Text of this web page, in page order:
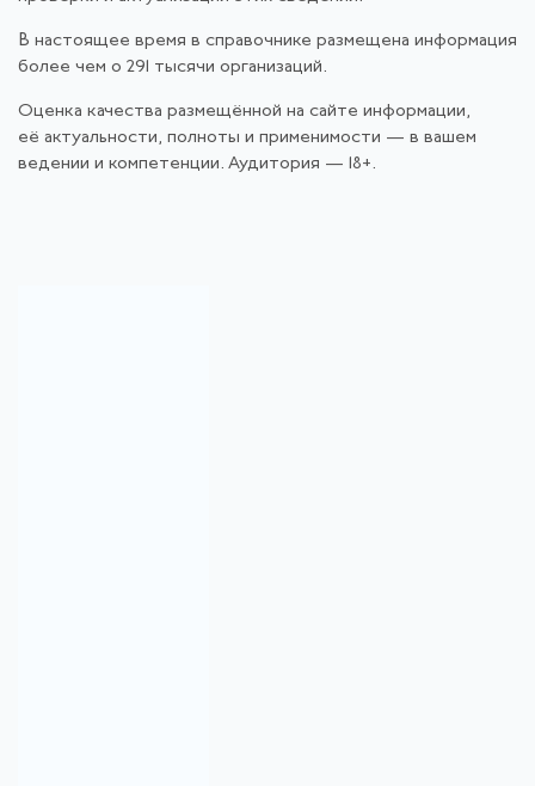
В настоящее время в справочнике размещена информация
более чем о 291 тысячи организаций.
Оценка качества размещённой на сайте информации,
её актуальности, полноты и применимости — в вашем
ведении и компетенции. Аудитория — 18+.